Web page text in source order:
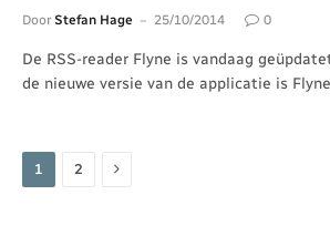
Door Stefan Hage 25/10/2014 0
De RSS-reader Flyne is vandaag
de nieuwe versie van de applicatie is
1 2 Volgende